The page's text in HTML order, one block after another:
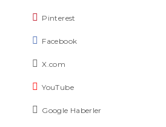
Pinterest
Facebook
X.com
YouTube
Google Haberler